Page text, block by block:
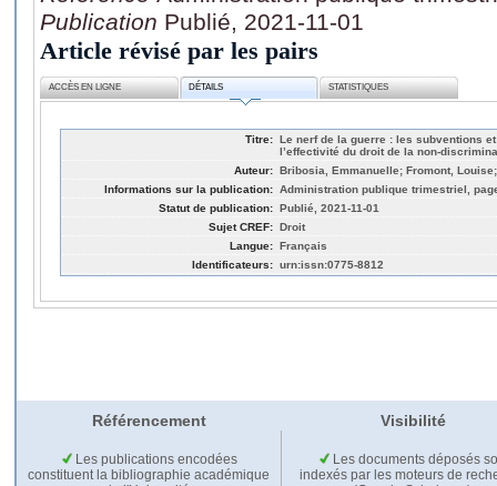
Publication Publié, 2021-11-01
Article révisé par les pairs
ACCÈS EN LIGNE DÉTAILS STATISTIQUES
Titre: Le nerf de la guerre : les subventions
l’effectivité du droit de la non-
Auteur: Bribosia, Emmanuelle; Fromont,
Informations sur la publication: Administration publique trimestriel,
Statut de publication: Publié, 2021-11-01
Sujet CREF: Droit
Langue: Français
Identificateurs: urn:issn:0775-8812
Référencement Visibilité
Les publications encodées
constituent la bibliographie académique
Les documents déposés
indexés par les moteurs de